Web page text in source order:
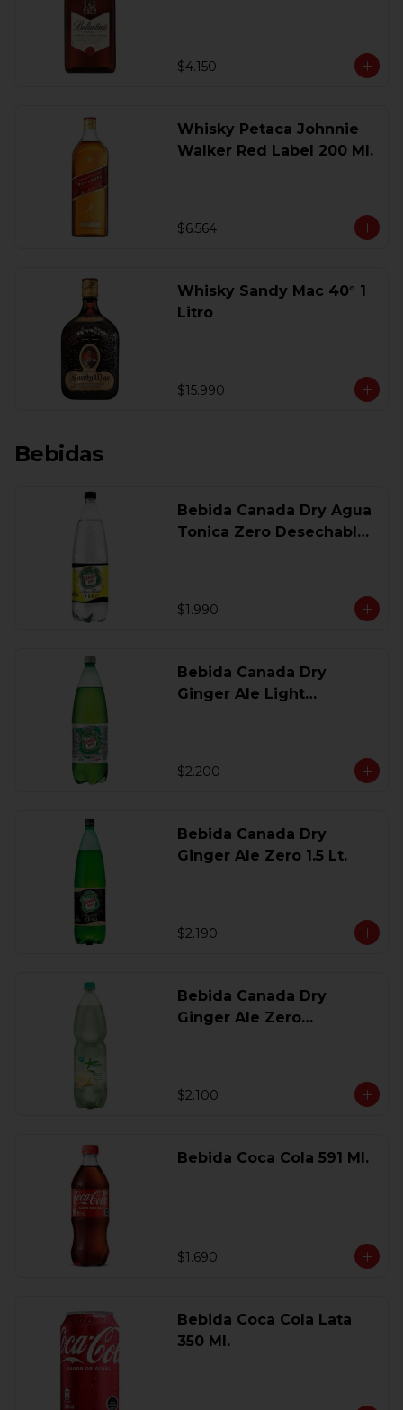
$4.150
Whisky Petaca Johnnie
Walker Red Label 200 Ml.
$6.564
Whisky Sandy Mac 40° 1
Litro
$15.990
Bebidas
Bebida Canada Dry Agua
Tonica Zero Desechable
$1.990
Bebida Canada Dry
Ginger Ale Light
$2.200
Bebida Canada Dry
Ginger Ale Zero 1.5 Lt.
$2.190
Bebida Canada Dry
Ginger Ale Zero
$2.100
Bebida Coca Cola 591 Ml.
$1.690
Bebida Coca Cola Lata
350 Ml.